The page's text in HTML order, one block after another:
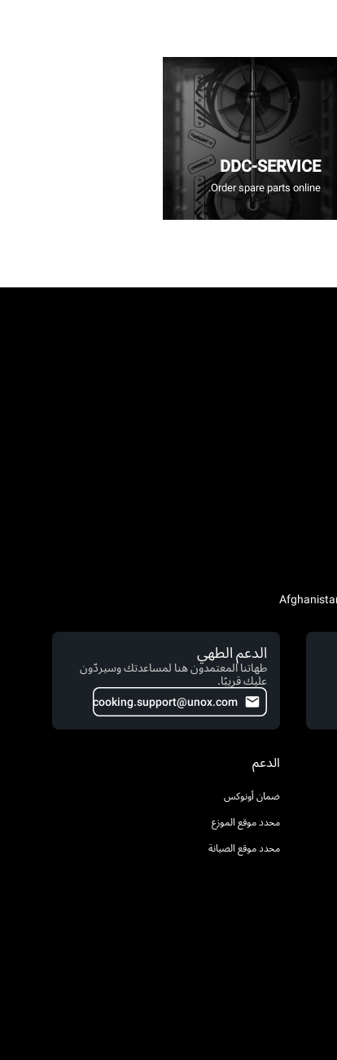
DDC-SERVICE
Order spare parts online.
الدعم الطهي
طهاتنا المعتمدون هنا لمساعدتك وسيردّون
عليك قريبًا.
cooking.support@unox.com
الدعم
ضمان أونوكس
محدد موقع الموزع
محدد موقع الصيانة